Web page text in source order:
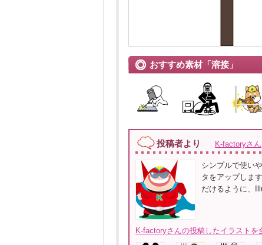
おすすめ素材「溶接」
投稿者より K-factoryさん
シンプルで使い
タをアップしま
だけるように、
K-factoryさんの投稿したイラストを